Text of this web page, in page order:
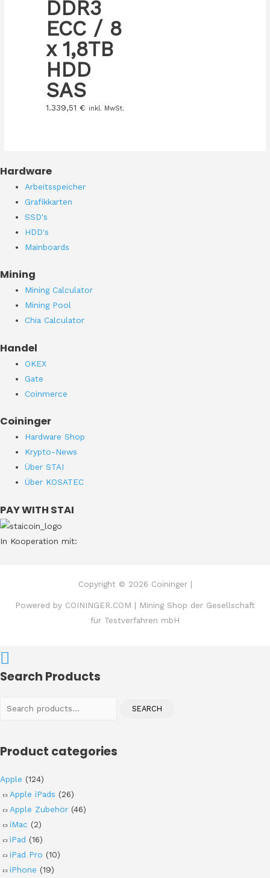
DDR3
ECC / 8
x 1,8TB
HDD
SAS
1.339,51 € inkl. MwSt.
Hardware
Arbeitsspeicher
Grafikkarten
SSD's
HDD's
Mainboards
Mining
Mining Calculator
Mining Pool
Chia Calculator
Handel
OKEX
Gate
Coinmerce
Coininger
Hardware Shop
Krypto-News
Über STAI
Über KOSATEC
PAY WITH STAI
In Kooperation mit:
Copyright © 2026 Coininger |
Powered by COININGER.COM | Mining Shop der Gesellschaft
für Testverfahren mbH
Search Products
SEARCH
Product categories
Apple (124)
Apple iPads (26)
Apple Zubehör (46)
iMac (2)
iPad (16)
iPad Pro (10)
iPhone (19)